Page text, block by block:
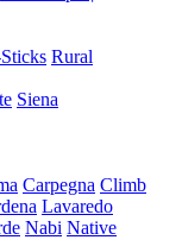
Rural
Siena
Carpegna Climb
Lavaredo
Nabi Native